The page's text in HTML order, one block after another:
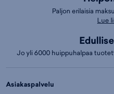
Paljon erilaisia
Lue
Jo yli 6000 huippuhalpaa
Asiakaspalvelu